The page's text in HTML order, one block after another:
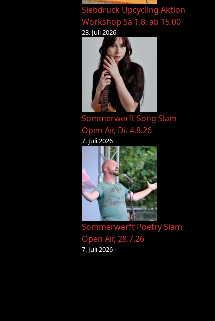
Siebdruck Upcycling Aktion
Workshop Sa 1.8. ab 15.00
23. Juli 2026
Sommerwerft Song Slam
Open Air, Di. 4.8.26
7. Juli 2026
Sommerwerft Poetry Slam
Open Air, 28.7.26
7. Juli 2026